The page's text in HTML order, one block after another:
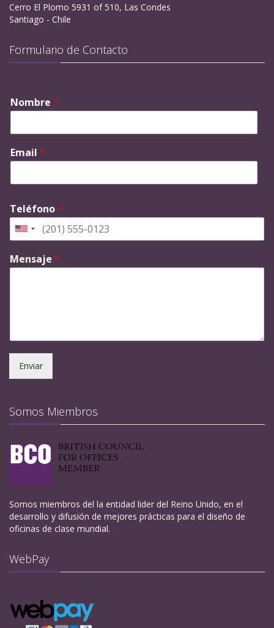
Cerro El Plomo 5931 of 510, Las Condes
Santiago - Chile
Formulario de Contacto
Nombre *
Email *
Teléfono*
Mensaje *
Enviar
Somos Miembros
Somos miembros del la entidad lider del Reino Unido, en el
desarrollo y difusión de mejores prácticas para el diseño de
oficinas de clase mundial.
WebPay